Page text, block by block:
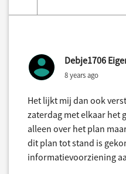
Debje1706
8 years ago
Het lijkt mij dan ook
zaterdag met elkaar het
alleen over het plan
dit plan tot stand is
informatievoorziening